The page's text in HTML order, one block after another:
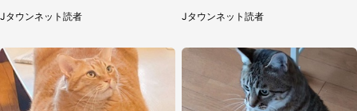
（千葉県・10代女性）
Jタウンネット読者
起きたこと（広島県・30代女
性）
Jタウンネット読者